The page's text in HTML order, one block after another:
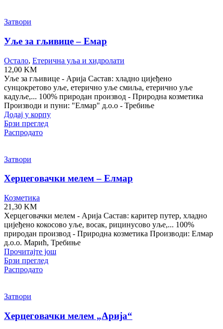
Затвори
Уље за гљивице – Емар
Остало, Етерична уља и хидролати
12,00 KM
Уље за гљивице - Арија Састав: хладно цијеђено
сунцокретово уље, етерично уље смиља, етерично уље
кадуље,... 100% природан производ - Природна козметика
Производи и пуни: "Елмар" д.о.о - Требиње
Додај у корпу
Брзи преглед
Распродато
Затвори
Херцеговачки мелем – Елмар
Козметика
21,30 KM
Херцеговачки мелем - Арија Састав: каритер путер, хладно
цијеђено кокосово уље, восак, рицинусово уље,... 100%
природан производ - Природна козметика Производи: Елмар
д.о.о. Марић, Требиње
Прочитајте још
Брзи преглед
Распродато
Затвори
Херцеговачки мелем „Арија“